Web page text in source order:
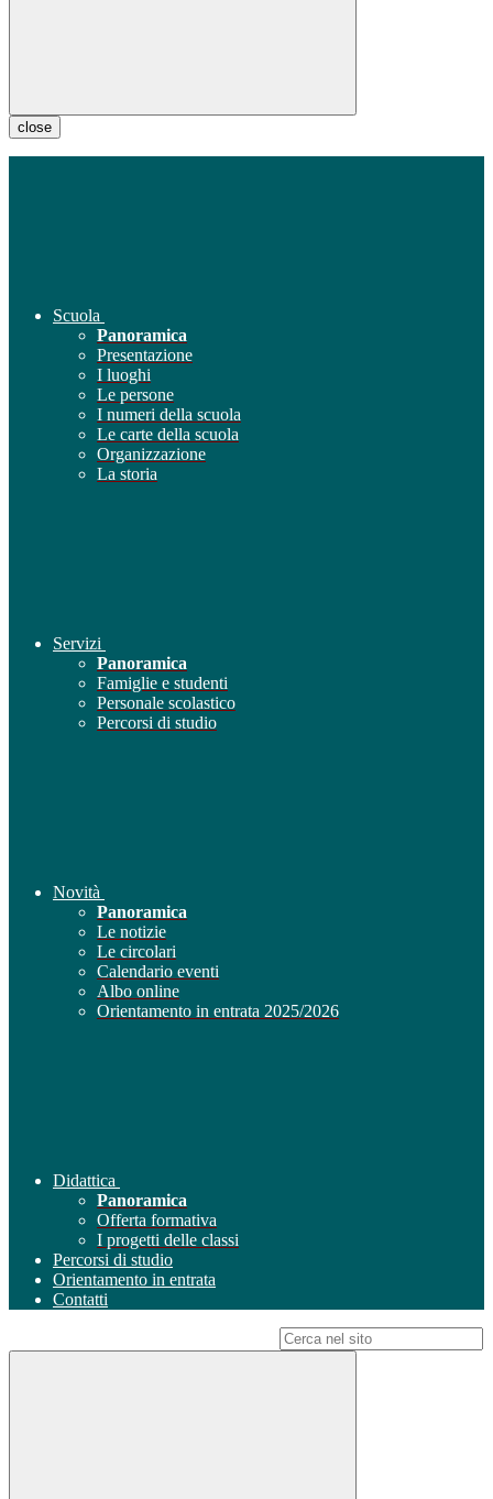
close
Scuola
Panoramica
Presentazione
I luoghi
Le persone
I numeri della scuola
Le carte della scuola
Organizzazione
La storia
Servizi
Panoramica
Famiglie e studenti
Personale scolastico
Percorsi di studio
Novità
Panoramica
Le notizie
Le circolari
Calendario eventi
Albo online
Orientamento in entrata 2025/2026
Didattica
Panoramica
Offerta formativa
I progetti delle classi
Percorsi di studio
Orientamento in entrata
Contatti